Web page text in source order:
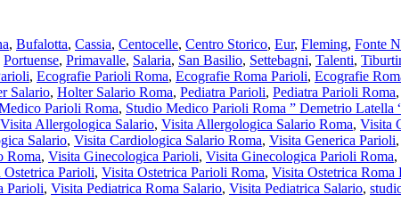
, Bufalotta, Cassia, Centocelle, Centro Storico, Eur, Fleming, Fonte
Portuense, Primavalle, Salaria, San Basilio, Settebagni, Talenti,
, Ecografie Parioli Roma, Ecografie Roma Parioli, Ecografie
Salario, Holter Salario Roma, Pediatra Parioli, Pediatra Parioli Roma,
Parioli Roma, Studio Medico Parioli Roma ” Demetrio Latella
Visita Allergologica Salario, Visita Allergologica Salario Roma, Visita
Salario, Visita Cardiologica Salario Roma, Visita Generica Parioli,
Roma, Visita Ginecologica Parioli, Visita Ginecologica Parioli Roma,
Ostetrica Parioli, Visita Ostetrica Parioli Roma, Visita Ostetrica Roma
Parioli, Visita Pediatrica Roma Salario, Visita Pediatrica Salario,